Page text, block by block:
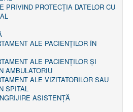
PRIVIND PROTECŢIA DATELOR CU
ALE PACIENȚILOR ÎN
ALE PACIENȚILOR ȘI
AMBULATORIU
ALE VIZITATORILOR SAU
SPITAL
ASISTENŢĂ